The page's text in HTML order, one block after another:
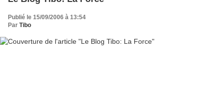
Publié le 15/09/2006 à 13:54
Par Tibo